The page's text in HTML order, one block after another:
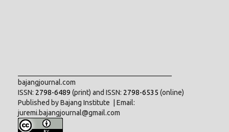
bajangjournal.com
ISSN: 2798-6489 (print) and ISSN: 2798-6535 (online)
Published by Bajang Institute | Email:
juremi.bajangjournal@gmail.com